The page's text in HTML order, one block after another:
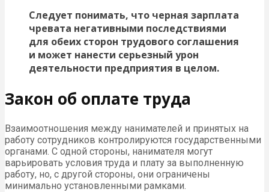
Следует понимать, что черная зарплата
чревата негативными последствиями
для обеих сторон трудового соглашения
и может нанести серьезный урон
деятельности предприятия в целом.
Закон об оплате труда
Взаимоотношения между нанимателей и принятых на
работу сотрудников контролируются государственными
органами. С одной стороны, нанимателя могут
варьировать условия труда и плату за выполненную
работу, но, с другой стороны, они ограничены
минимально установленными рамками.